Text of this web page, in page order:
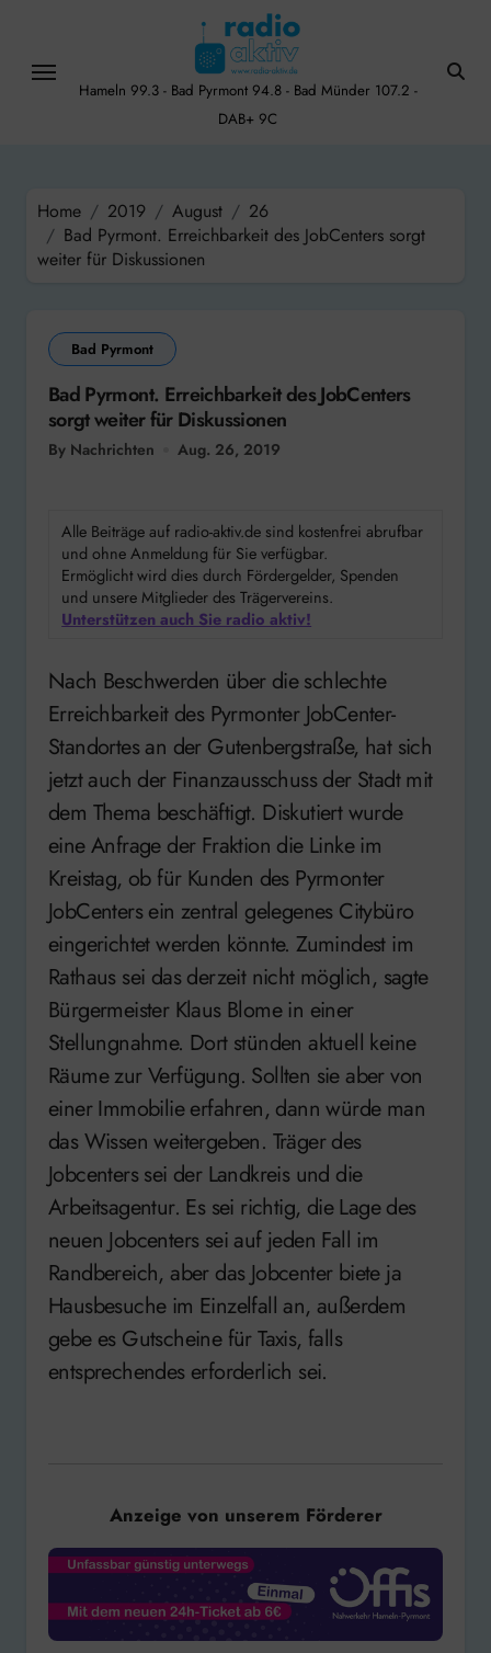
content
Hameln 99.3 - Bad Pyrmont 94.8 - Bad Münder 107.2 -
DAB+ 9C
Home 2019 August
26
Bad Pyrmont. Erreichbarkeit des JobCenters sorgt
weiter für Diskussionen
Bad Pyrmont
Bad Pyrmont. Erreichbarkeit des JobCenters
sorgt weiter für Diskussionen
By Nachrichten Aug. 26, 2019
Alle Beiträge auf radio-aktiv.de sind kostenfrei abrufbar
und ohne Anmeldung für Sie verfügbar.
Ermöglicht wird dies durch Fördergelder, Spenden
und unsere Mitglieder des Trägervereins.
Unterstützen auch Sie radio aktiv!
Nach Beschwerden über die schlechte
Erreichbarkeit des Pyrmonter JobCenter-
Standortes an der Gutenbergstraße, hat sich
jetzt auch der Finanzausschuss der Stadt mit
dem Thema beschäftigt. Diskutiert wurde
eine Anfrage der Fraktion die Linke im
Kreistag, ob für Kunden des Pyrmonter
JobCenters ein zentral gelegenes Citybüro
eingerichtet werden könnte. Zumindest im
Rathaus sei das derzeit nicht möglich, sagte
Bürgermeister Klaus Blome in einer
Stellungnahme. Dort stünden aktuell keine
Räume zur Verfügung. Sollten sie aber von
einer Immobilie erfahren, dann würde man
das Wissen weitergeben. Träger des
Jobcenters sei der Landkreis und die
Arbeitsagentur. Es sei richtig, die Lage des
neuen Jobcenters sei auf jeden Fall im
Randbereich, aber das Jobcenter biete ja
Hausbesuche im Einzelfall an, außerdem
gebe es Gutscheine für Taxis, falls
entsprechendes erforderlich sei.
Anzeige von unserem Förderer